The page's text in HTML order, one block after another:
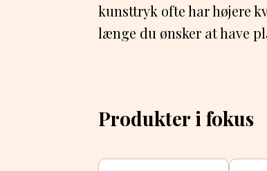
kunsttryk ofte har højere
længe du ønsker at have
Produkter i fokus